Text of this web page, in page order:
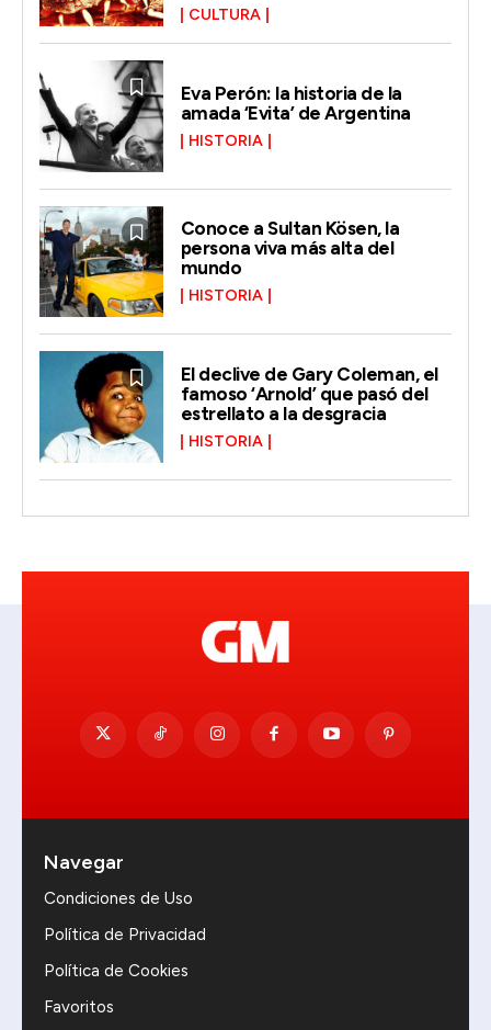
CULTURA
Eva Perón: la historia de la
amada ‘Evita’ de Argentina
HISTORIA
Conoce a Sultan Kösen, la
persona viva más alta del
mundo
HISTORIA
El declive de Gary Coleman, el
famoso ‘Arnold’ que pasó del
estrellato a la desgracia
HISTORIA
Navegar
Condiciones de Uso
Política de Privacidad
Política de Cookies
Favoritos